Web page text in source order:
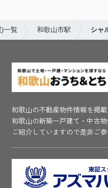
)一覧 和歌山市駅 シャ
和歌山の不動産物件情報を掲載
和歌山の新築一戸建て・中古
ご紹介していますので是非ご参